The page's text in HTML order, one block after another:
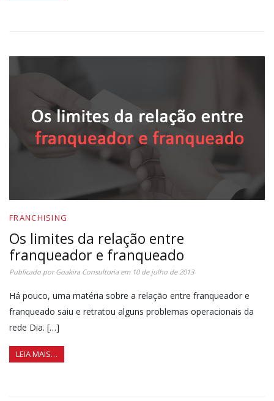
FRANCHISING
Os limites da relação entre
franqueador e franqueado
Publicado porGoakira Consultoriaem 10 de julho de 2013
Há pouco, uma matéria sobre a relação entre franqueador e
franqueado saiu e retratou alguns problemas operacionais da
rede Dia. […]
LEIA MAIS…